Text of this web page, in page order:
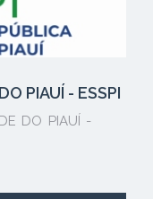
PIAUÍ - ESSPI
DO PIAUÍ -